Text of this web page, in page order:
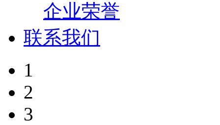
企业荣誉
联系我们
1
2
3